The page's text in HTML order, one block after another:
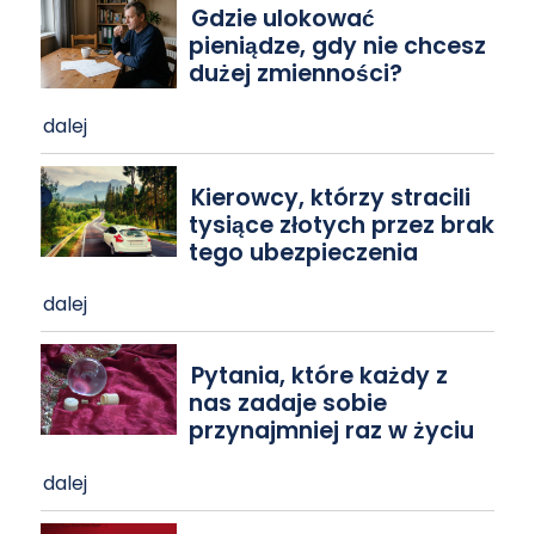
Gdzie ulokować
pieniądze, gdy nie chcesz
dużej zmienności?
dalej
Kierowcy, którzy stracili
tysiące złotych przez brak
tego ubezpieczenia
dalej
Pytania, które każdy z
nas zadaje sobie
przynajmniej raz w życiu
dalej